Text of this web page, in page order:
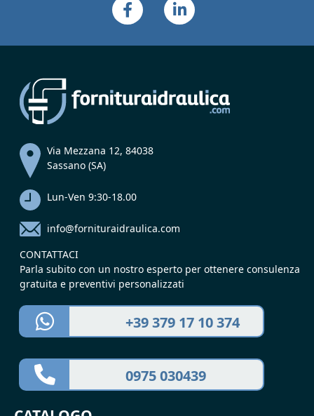
Via Mezzana 12, 84038
Sassano (SA)
Lun-Ven 9:30-18.00
info@fornituraidraulica.com
CONTATTACI
Parla subito con un nostro esperto per ottenere consulenza
gratuita e preventivi personalizzati
+39 379 17 10 374
0975 030439